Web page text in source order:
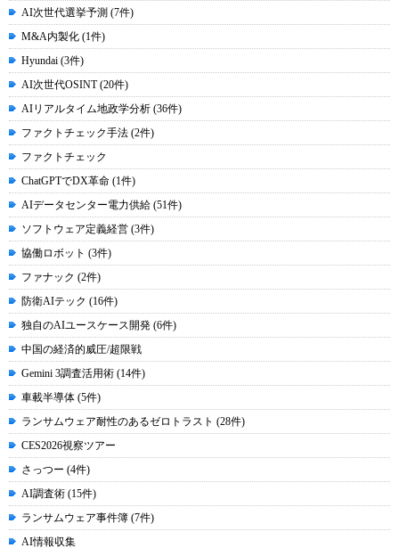
AI次世代選挙予測 (7件)
M&A内製化 (1件)
Hyundai (3件)
AI次世代OSINT (20件)
AIリアルタイム地政学分析 (36件)
ファクトチェック手法 (2件)
ファクトチェック
ChatGPTでDX革命 (1件)
AIデータセンター電力供給 (51件)
ソフトウェア定義経営 (3件)
協働ロボット (3件)
ファナック (2件)
防衛AIテック (16件)
独自のAIユースケース開発 (6件)
中国の経済的威圧/超限戦
Gemini 3調査活用術 (14件)
車載半導体 (5件)
ランサムウェア耐性のあるゼロトラスト (28件)
CES2026視察ツアー
さっつー (4件)
AI調査術 (15件)
ランサムウェア事件簿 (7件)
AI情報収集